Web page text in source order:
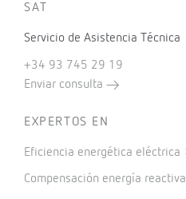
SAT
Servicio de Asistencia Técnica
+34 93 745 29 19
Enviar consulta
EXPERTOS EN
Eficiencia energética eléctrica
Compensación energía reactiva